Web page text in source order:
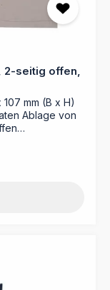
2-seitig offen,
mm (B x H)
Ablage von